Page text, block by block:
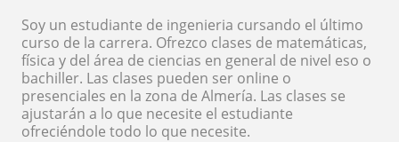
Soy un estudiante de ingenieria cursando el último
curso de la carrera. Ofrezco clases de matemáticas,
física y del área de ciencias en general de nivel eso o
bachiller. Las clases pueden ser online o
presenciales en la zona de Almería. Las clases se
ajustarán a lo que necesite el estudiante
ofreciéndole todo lo que necesite.